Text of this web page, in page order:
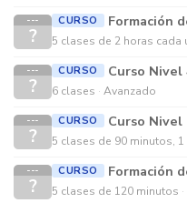
---
?
CURSO Formación
5 clases de 2 horas cada
---
?
CURSO Curso Nivel
6 clases Avanzado
---
?
CURSO Curso
5 clases de 90 minutos,
---
?
CURSO Formación
5 clases de 120 minutos